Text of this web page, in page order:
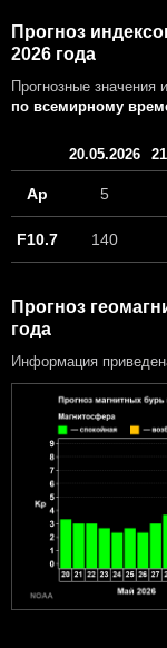
Прогноз
2026 года
Прогнозные значения
по всемирному
20.05.2026
Ap 5
F10.7 140
Прогноз
года
Информация